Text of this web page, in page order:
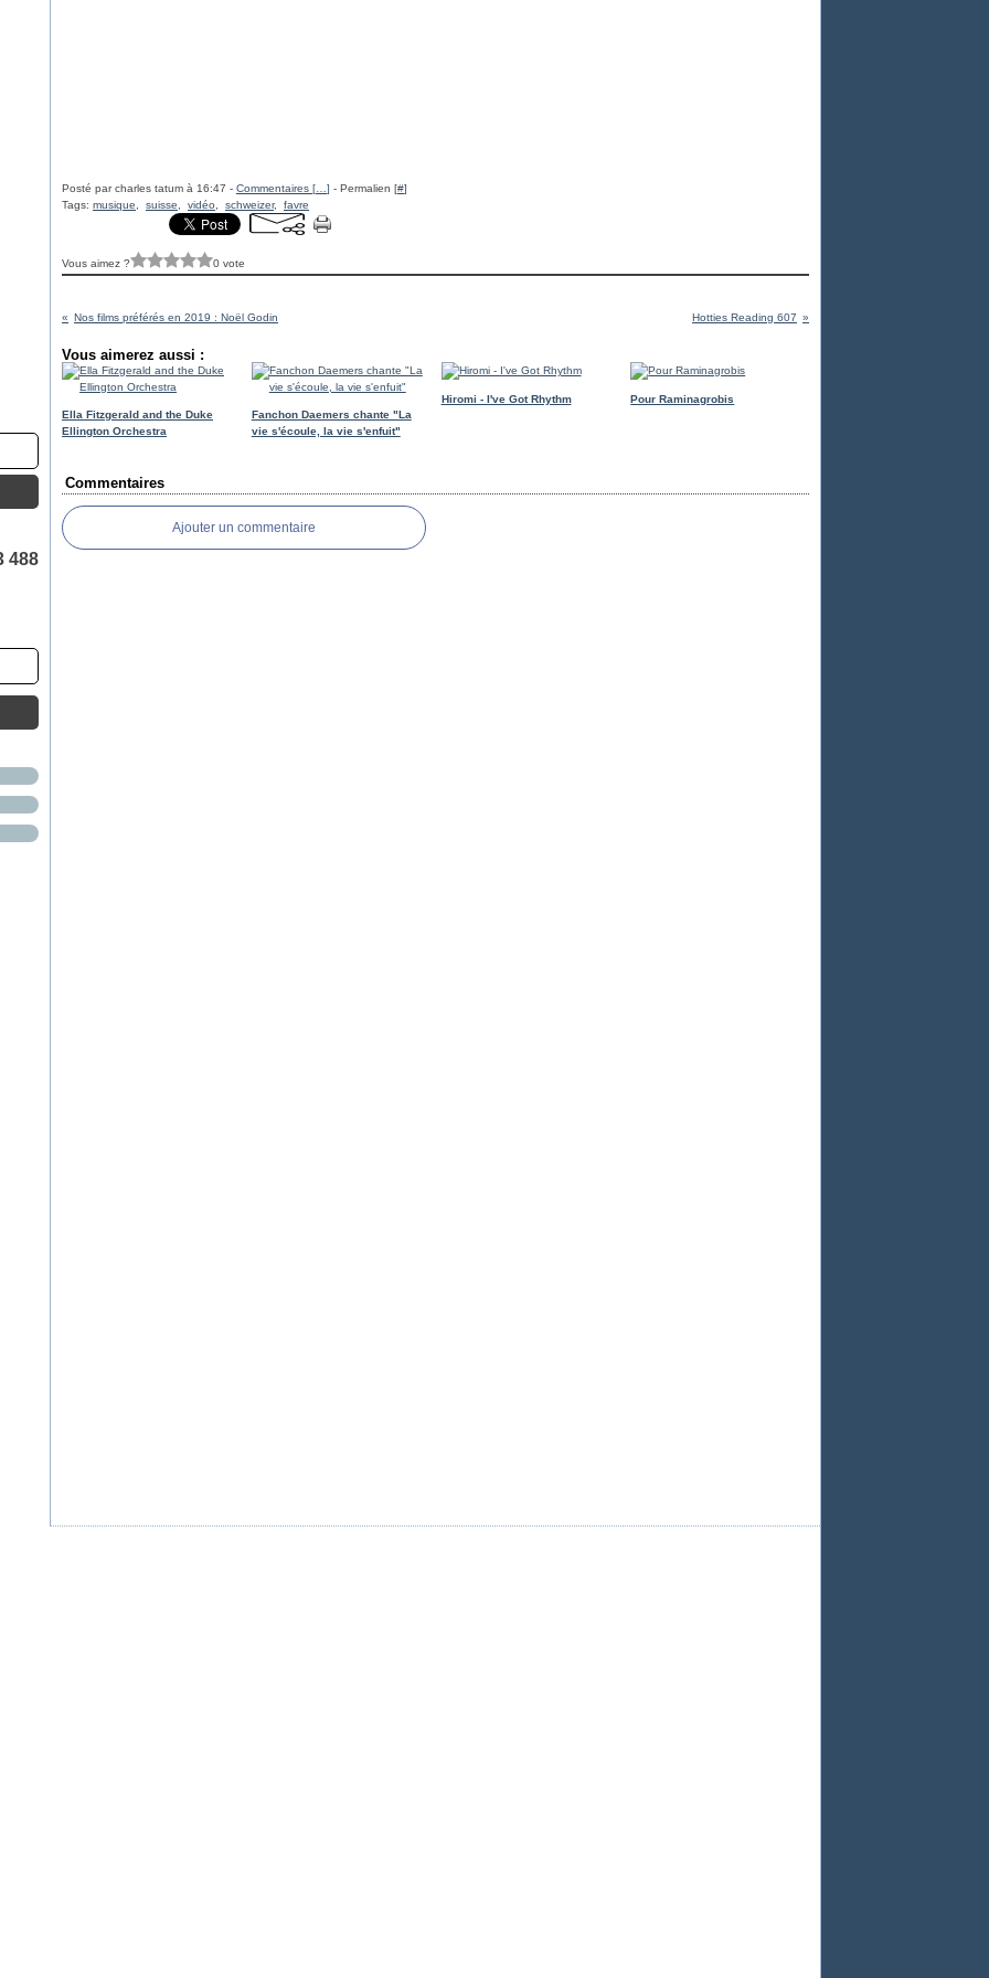
488
Posté par charles tatum à 16:47 - Commentaires [ ] - Permalien [#]
Tags: musique suisse vidéo schweizer, favre
Vous aimez ? 0 vote
Nos films préférés en 2019 : Noël Godin Hotties Reading 607
Vous aimerez aussi :
Ella Fitzgerald and the Duke
Ellington Orchestra
Fanchon Daemers chante "La
vie s'écoule, la vie s'enfuit"
Hiromi - I've Got Rhythm Pour Raminagrobis
Commentaires
Ajouter un commentaire